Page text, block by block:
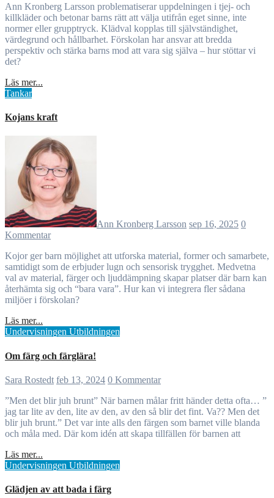
Ann Kronberg Larsson problematiserar uppdelningen i tjej- och
killkläder och betonar barns rätt att välja utifrån eget sinne, inte
normer eller grupptryck. Klädval kopplas till självständighet,
värdegrund och hållbarhet. Förskolan har ansvar att bredda
perspektiv och stärka barns mod att vara sig själva – hur stöttar vi
det?
Läs mer...
Tankar
Kojans kraft
Ann Kronberg Larsson sep 16, 2025 0
Kommentar
Kojor ger barn möjlighet att utforska material, former och samarbete,
samtidigt som de erbjuder lugn och sensorisk trygghet. Medvetna
val av material, färger och ljuddämpning skapar platser där barn kan
återhämta sig och “bara vara”. Hur kan vi integrera fler sådana
miljöer i förskolan?
Läs mer...
Undervisningen Utbildningen
Om färg och färglära!
Sara Rostedt feb 13, 2024 0 Kommentar
”Men det blir juh brunt” När barnen målar fritt händer detta ofta… ”
jag tar lite av den, lite av den, av den så blir det fint. Va?? Men det
blir juh brunt.” Det var inte alls den färgen som barnet ville blanda
och måla med. Där kom idén att skapa tillfällen för barnen att
Läs mer...
Undervisningen Utbildningen
Glädjen av att bada i färg